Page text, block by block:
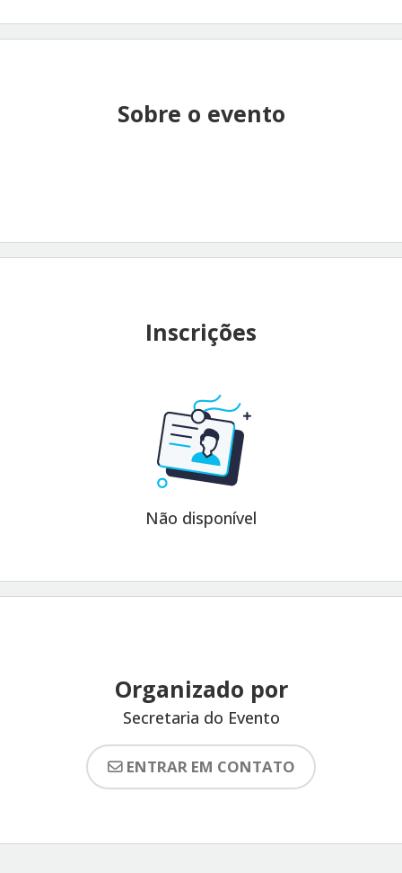
Sobre o evento
Inscrições
Não disponível
Organizado por
Secretaria do Evento
ENTRAR EM CONTATO